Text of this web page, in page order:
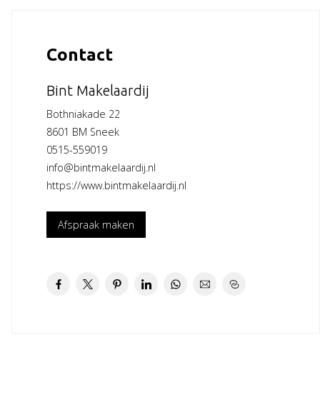
Contact
Bint Makelaardij
Bothniakade 22
8601 BM Sneek
0515-559019
info@bintmakelaardij.nl
https://www.bintmakelaardij.nl
Afspraak maken